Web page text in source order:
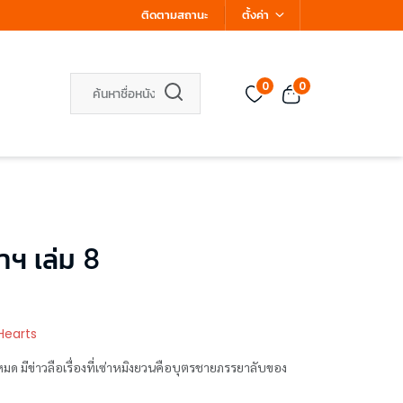
ติดตามสถานะ ตั้งค่า
0 0
ฯ เล่ม 8
ด มีข่าวลือเรื่องที่เซ่าหมิงยวนคือบุตรชายภรรยาลับของ